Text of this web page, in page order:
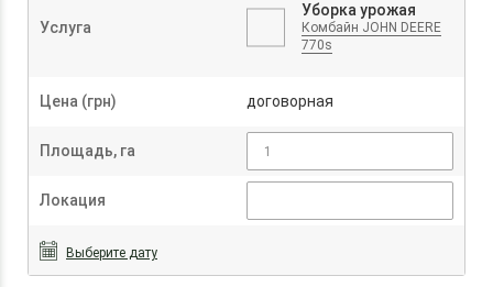
Услуга
Уборка урожая
Комбайн JOHN DEERE
770s
Цена (грн) договорная
Площадь, га
Локация
Выберите дату